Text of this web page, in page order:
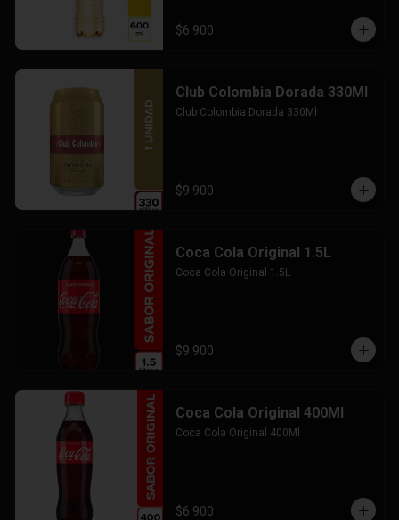
$6.900
Club Colombia Dorada 330Ml
Club Colombia Dorada 330Ml
$9.900
Coca Cola Original 1.5L
Coca Cola Original 1.5L
$9.900
Coca Cola Original 400Ml
Coca Cola Original 400Ml
$6.900